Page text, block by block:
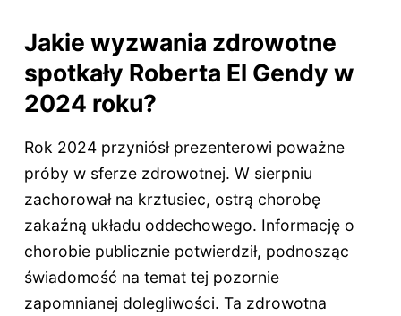
Jakie wyzwania zdrowotne
spotkały Roberta El Gendy w
2024 roku?
Rok 2024 przyniósł prezenterowi poważne
próby w sferze zdrowotnej. W sierpniu
zachorował na krztusiec, ostrą chorobę
zakaźną układu oddechowego. Informację o
chorobie publicznie potwierdził, podnosząc
świadomość na temat tej pozornie
zapomnianej dolegliwości. Ta zdrowotna